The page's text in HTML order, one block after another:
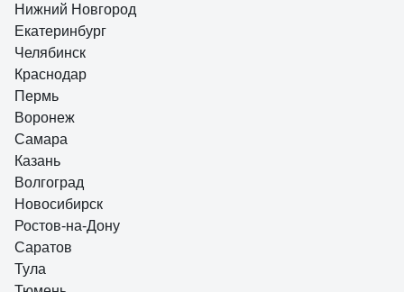
Отзыв о АНИ Пласт W4220 110 мм, 45 гр.
Антон
26.01.2024
Белый цвет! Угол и расстояние выноса манжеты от оси позволяют
задвинуть толчёк ближе к стене, у других производителей вынос
больше.
Нижний Новгород
Екатеринбург
Челябинск
Краснодар
Пермь
Воронеж
Самара
Казань
Волгоград
Новосибирск
Ростов-на-Дону
Саратов
Тула